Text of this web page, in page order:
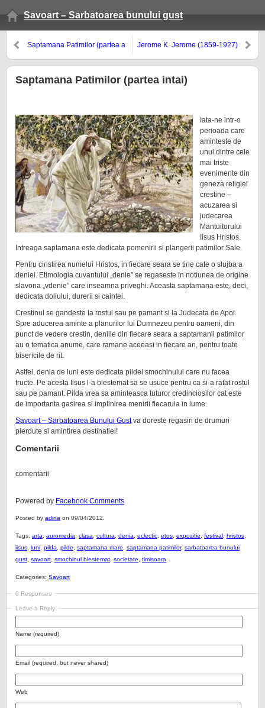
Savoart – Sarbatoarea bunului gust
Saptamana Patimilor (partea a
Jerome K. Jerome (1859-1927)
Saptamana Patimilor (partea intai)
Iata-ne intr-o
perioada care
aminteste de
unul dintre cele
mai triste
evenimente din
geneza religiei
crestine –
acuzarea si
judecarea
Mantuitorului
Iisus Hristos.
Intreaga saptamana este dedicata pomenirii si plangerii patimilor Sale.
Pentru cinstirea numelui Hristos, in fiecare seara se tine cate o slujba a
deniei. Etimologia cuvantului „denie” se regaseste in notiunea de origine
slavona „vdenie” care inseamna priveghi. Aceasta saptamana este, deci,
dedicata doliului, durerii si caintei.
Crestinul se gandeste la rostul sau pe pamant si la Judecata de Apoi.
Spre aducerea aminte a planurilor lui Dumnezeu pentru oameni, din
punct de vedere crestin, deniile din fiecare seara a saptamanii patimilor
au o tematica anume, care ramane aceeasi in fiecare an, pentru toate
bisericile de rit.
Astfel, denia de luni este dedicata pildei smochinului care nu facea
fructe. Pe acesta Iisus l-a blestemat sa se usuce pentru ca si-a ratat rostul
sau pe pamant. Pilda vrea sa aminteasca tuturor credinciosilor cat este
de importanta gasirea si implinirea menirii fiecaruia in lume.
Savoart – Sarbatoarea Bunului Gustva doreste regasiri de drumuri
pierdute si amintirea destinatiei!
Comentarii
comentarii
Powered by Facebook Comments
Posted by adina on 09/04/2012.
Tags: arta auromedia clasa cultura denia eclectic etos expozitie festival hristos
iisus luni pilda pilde saptamana mare saptamana patimilor, sarbatoarea bunului
gust savoart smochinul blestemat societate timisoara
Categories: Savoart
0 Responses
Leave a Reply
Name (required)
Email (required, but never shared)
Web